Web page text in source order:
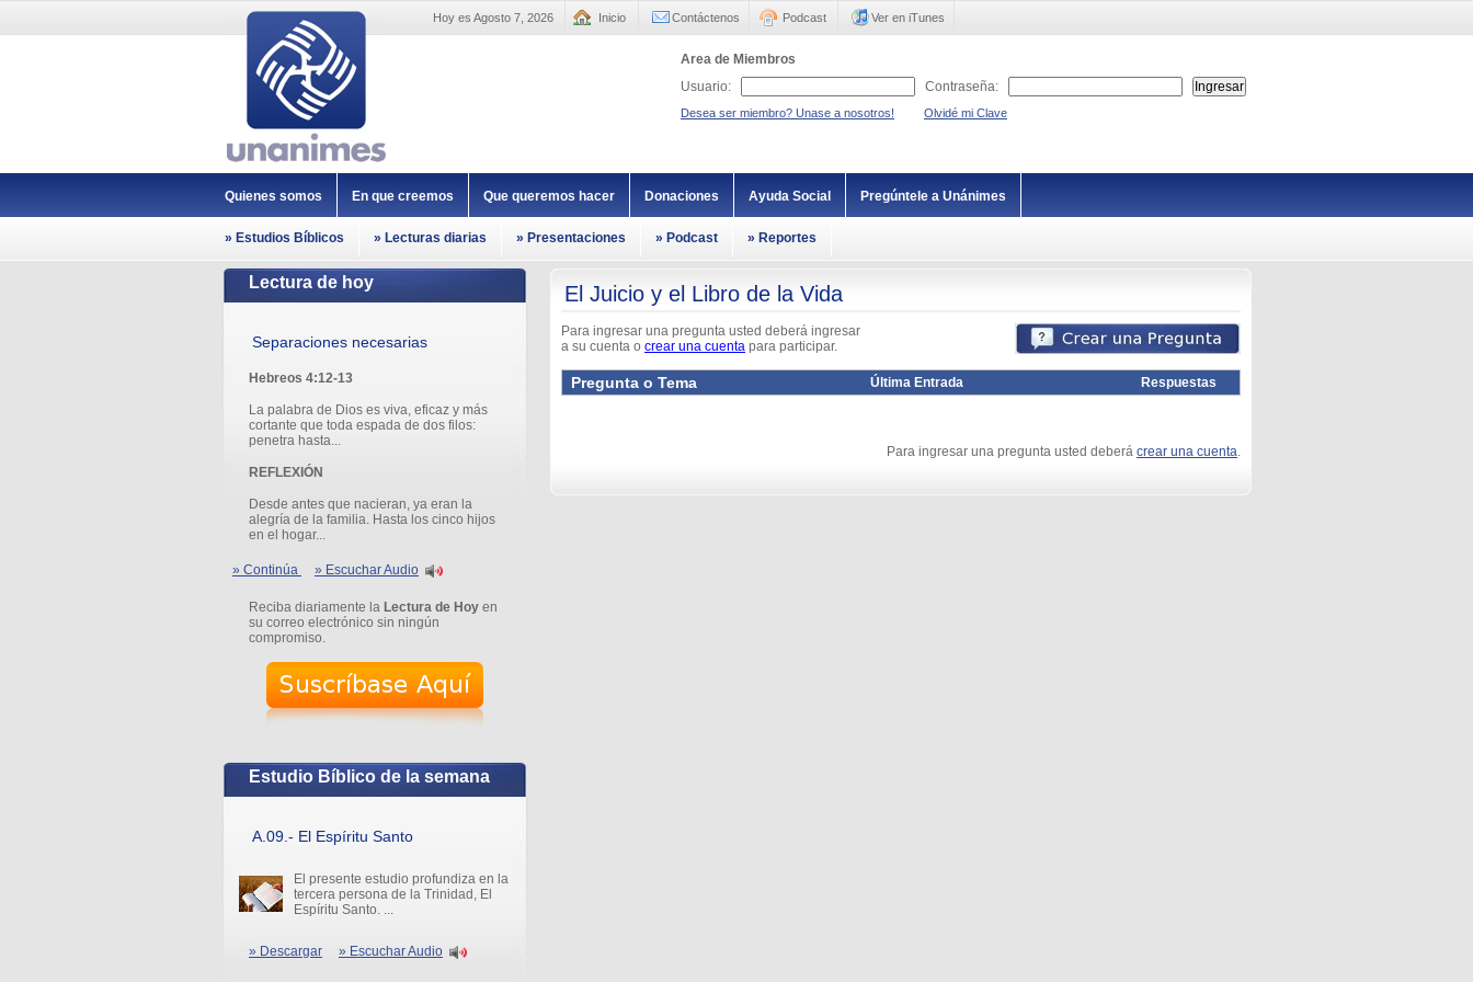
Hoy es Agosto 7, 2026 Inicio Contáctenos Podcast Ver en iTunes
Area de Miembros
Usuario:
Contraseña:
Desea ser miembro? Unase a nosotros! Olvidé mi Clave
Quienes somos En que creemos Que queremos hacer Donaciones Ayuda Social Pregúntele a Unánimes
» Estudios Bíblicos » Lecturas diarias » Presentaciones » Podcast » Reportes
Lectura de hoy
Separaciones necesarias
Hebreos 4:12-13
La palabra de Dios es viva, eficaz y más
cortante que toda espada de dos filos:
penetra hasta...
REFLEXIÓN
Desde antes que nacieran, ya eran la
alegría de la familia. Hasta los cinco hijos
en el hogar...
» Continúa » Escuchar Audio
Reciba diariamente la Lectura de Hoy en
su correo electrónico sin ningún
compromiso.
Estudio Bíblico de la semana
A.09.- El Espíritu Santo
El presente estudio profundiza en la
tercera persona de la Trinidad, El
Espíritu Santo. ...
» Descargar » Escuchar Audio
El Juicio y el Libro de la Vida
Para ingresar una pregunta usted deberá ingresar
a su cuenta o crear una cuenta para participar.
Pregunta o Tema Última Entrada Respuestas
Para ingresar una pregunta usted deberá crear una cuenta.